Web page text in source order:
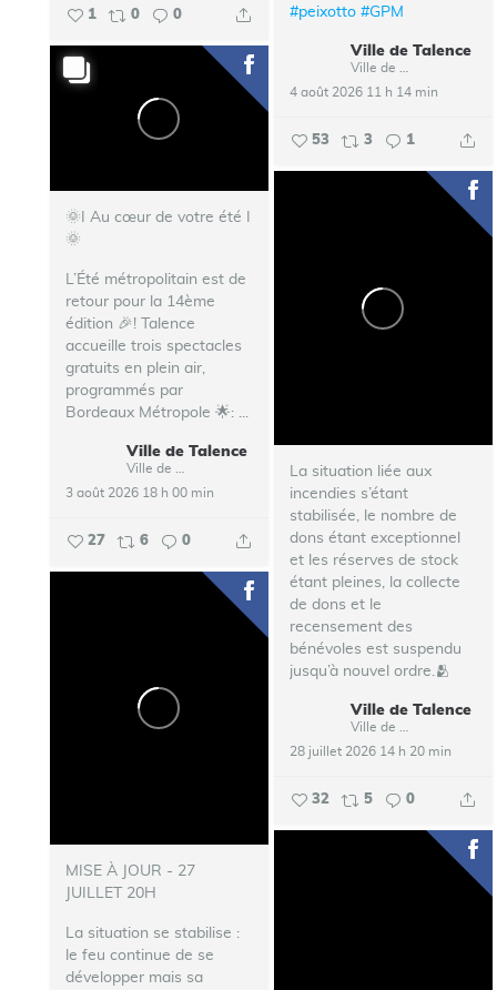
1 0 0
#peixotto #GPM
Ville de Talence
4 août 2026 11 h 14 min
53 3 1
🌞I Au cœur de votre été I
🌞
L’Été métropolitain est de
retour pour la 14ème
édition 🎉!
Talence
accueille trois spectacles
gratuits en plein air,
programmés par
Bordeaux Métropole 🌟: ...
Ville de Talence
3 août 2026 18 h 00 min
27 6 0
La situation liée aux
incendies s’étant
stabilisée, le nombre de
dons étant exceptionnel
et les réserves de stock
étant pleines, la collecte
de dons et le
recensement des
bénévoles est suspendu
jusqu’à nouvel ordre.🫂
Ville de Talence
28 juillet 2026 14 h 20 min
32 5 0
MISE À JOUR - 27
JUILLET 20H
La situation se stabilise :
le feu continue de se
développer mais sa